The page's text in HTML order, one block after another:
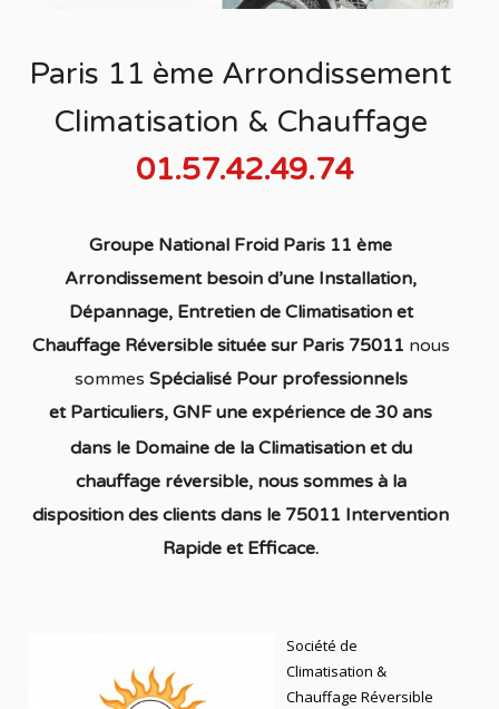
Paris 11 ème Arrondissement
Climatisation & Chauffage
01.57.42.49.74
Groupe National Froid Paris 11 ème
Arrondissement besoin d’une Installation,
Dépannage, Entretien de Climatisation et
Chauffage Réversible située sur Paris 75011 nous
sommes SpécialiséPour professionnels
et Particuliers, GNF une expérience de 30 ans
dans le Domaine de la Climatisation et du
chauffage réversible, nous sommes à la
disposition des clients dans le 75011 Intervention
Rapide et Efficace.
Société de
Climatisation &
Chauffage Réversible